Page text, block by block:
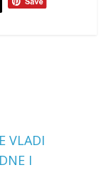
VLADI
I